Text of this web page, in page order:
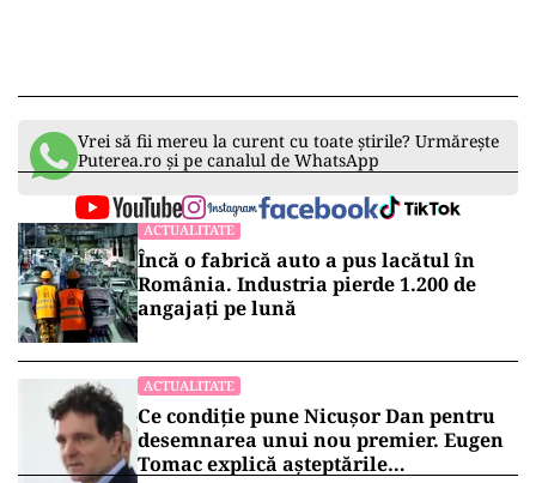
Vrei să fii mereu la curent cu toate știrile? Urmărește
Puterea.ro și pe canalul de WhatsApp
ACTUALITATE
Încă o fabrică auto a pus lacătul în
România. Industria pierde 1.200 de
angajați pe lună
ACTUALITATE
Ce condiție pune Nicușor Dan pentru
desemnarea unui nou premier. Eugen
Tomac explică așteptările